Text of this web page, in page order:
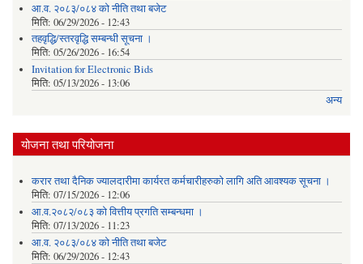
आ.व. २०८३/०८४ को नीति तथा बजेट
मिति: 06/29/2026 - 12:43
तहवृद्धि/स्तरवृद्धि सम्बन्धी सूचना ।
मिति: 05/26/2026 - 16:54
Invitation for Electronic Bids
मिति: 05/13/2026 - 13:06
अन्य
योजना तथा परियोजना
करार तथा दैनिक ज्यालदारीमा कार्यरत कर्मचारीहरुको लागि अति आवश्यक सूचना ।
मिति: 07/15/2026 - 12:06
आ.व.२०८२/०८३ को वित्तीय प्रगति सम्बन्धमा ।
मिति: 07/13/2026 - 11:23
आ.व. २०८३/०८४ को नीति तथा बजेट
मिति: 06/29/2026 - 12:43